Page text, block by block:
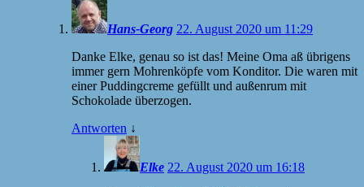
Hans-Georg 22. August 2020 um 11:29
Danke Elke, genau so ist das! Meine Oma aß übrigens
immer gern Mohrenköpfe vom Konditor. Die waren mit
einer Puddingcreme gefüllt und außenrum mit
Schokolade überzogen.
Antworten ↓
Elke 22. August 2020 um 16:18